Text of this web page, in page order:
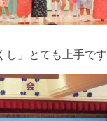
し」とても上手です